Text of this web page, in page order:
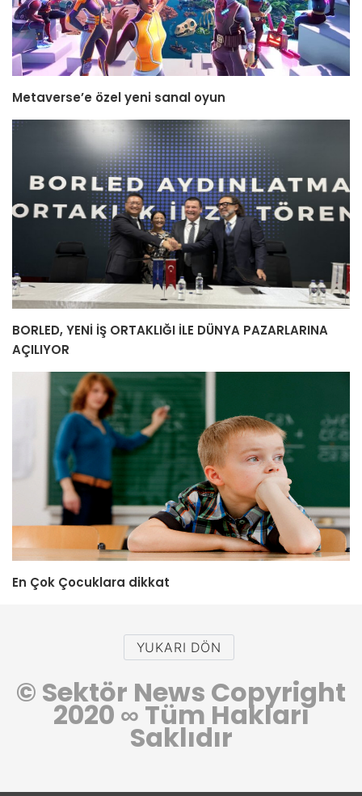
Metaverse’e özel yeni sanal oyun
BORLED, YENİ İŞ ORTAKLIĞI İLE DÜNYA PAZARLARINA
AÇILIYOR
En Çok Çocuklara dikkat
YUKARI DÖN
© Sektör News Copyright
2020 ∞ Tüm Hakları
Saklıdır